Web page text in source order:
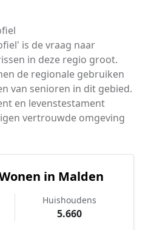
is de vraag naar
in deze regio groot.
de regionale gebruiken
van senioren in dit gebied.
en levenstestament
vertrouwde omgeving
in Malden
Huishoudens
5.660